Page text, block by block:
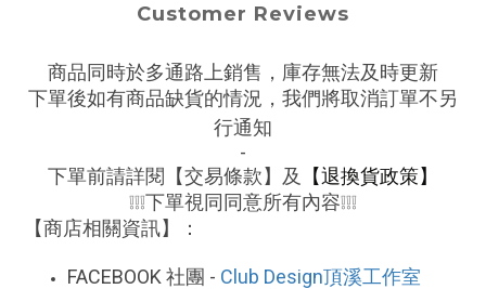
Customer Reviews
商品同時於多通路上銷售，庫存無法及時更新
下單後如有商品缺貨的情況，我們將取消訂單不另
行通知
-
下單前請詳閱【交易條款】及
【退換貨政策】
❕❕❕下單視同同意所有內容❕❕❕
【商店相關資訊】：
FACEBOOK 社團 - Club Design頂溪工作室